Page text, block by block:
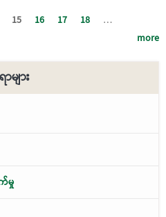
15 16 17 18
…
more
ျား
မှု